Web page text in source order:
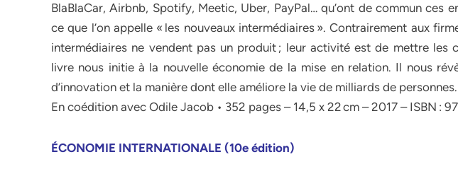
BlaBlaCar, Airbnb, Spotify, Meetic, Uber, PayPal… qu’ont de commun ces
ce que l’on appelle « les nouveaux intermédiaires ». Contrairement aux
intermédiaires ne vendent pas un produit ; leur activité est de mettre les
livre nous initie à la nouvelle économie de la mise en relation. Il nous
d’innovation et la manière dont elle améliore la vie de milliards de personnes.
En coédition avec Odile Jacob • 352 pages – 14,5 x 22 cm – 2017 – ISBN :
ÉCONOMIE INTERNATIONALE (10e édition)